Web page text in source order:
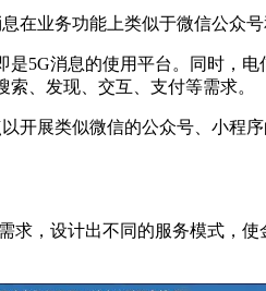
业务功能上类似于微信公众
5G消息的使用平台。同时，
、发现、交互、支付等需求。
开展类似微信的公众号、小程
，设计出不同的服务模式，